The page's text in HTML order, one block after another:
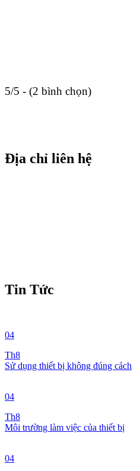
5/5 - (2 bình chọn)
Địa chỉ liên hệ
Tin Tức
04
Th8
Sử dụng thiết bị không đúng cách
04
Th8
Môi trường làm việc của thiết bị
04